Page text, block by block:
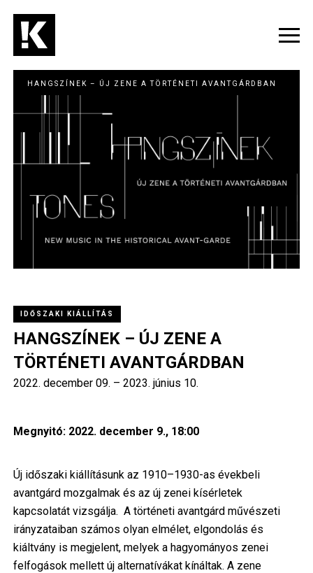
tartalomra
HANGSZÍNEK – ÚJ ZENE A TÖRTÉNETI AVANTGÁRDBAN
IDŐSZAKI KIÁLLÍTÁS
HANGSZÍNEK – ÚJ ZENE A
TÖRTÉNETI AVANTGÁRDBAN
2022. december 09. – 2023. június 10.
Megnyitó: 2022. december 9., 18:00
Új időszaki kiállításunk az 1910–1930-as évekbeli
avantgárd mozgalmak és az új zenei kísérletek
kapcsolatát vizsgálja. A történeti avantgárd művészeti
irányzataiban számos olyan elmélet, elgondolás és
kiáltvány is megjelent, melyek a hagyományos zenei
felfogások mellett új alternatívákat kínáltak. A zene